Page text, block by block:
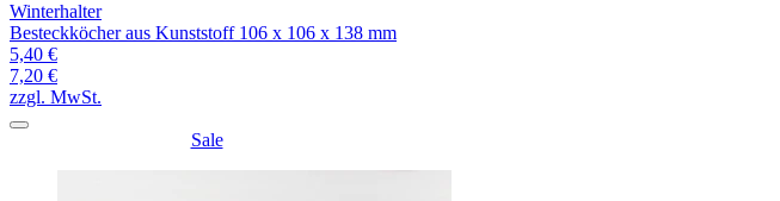
Winterhalter
Besteckköcher aus Kunststoff 106 x 106 x 138 mm
5,40 €
7,20 €
zzgl. MwSt.
Sale